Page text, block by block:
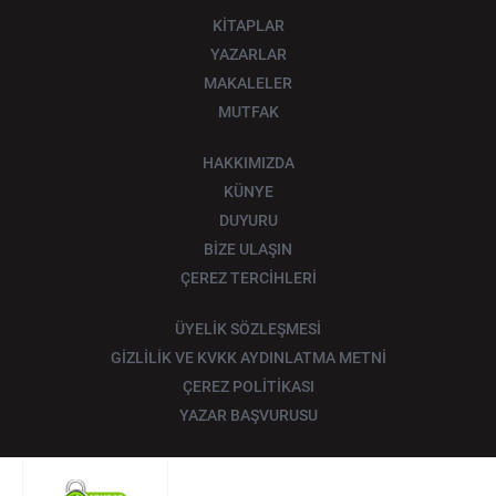
KİTAPLAR
YAZARLAR
MAKALELER
MUTFAK
HAKKIMIZDA
KÜNYE
DUYURU
BİZE ULAŞIN
ÇEREZ TERCİHLERİ
ÜYELİK SÖZLEŞMESİ
GİZLİLİK VE KVKK AYDINLATMA METNİ
ÇEREZ POLİTİKASI
YAZAR BAŞVURUSU